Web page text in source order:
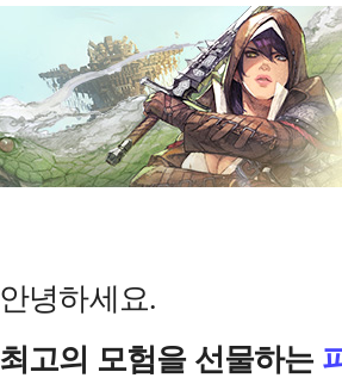
안녕하세요.
최고의 모험을 선물하는